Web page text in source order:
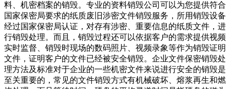
料、机密档案的销毁。专业的资料销毁公司可以为您提供符合
国家保密局要求的纸质废旧涉密文件销毁服务，所用销毁设备
经过国家保密局认证，对存有涉密、重要信息的纸质文件，进
行销毁处理。而且，销毁过程还可以依据客户的需求提供视频
实时监督、销毁时现场的数码照片、视频录象等作为销毁证明
文件，证明客户的文件已经被安全销毁。企业文件保密销毁处
理方法及标准对于企业的一些机密文件来说进行安全的销毁是
至关重要的，常见的文件销毁方式有机械破坏、熔浆再生和燃